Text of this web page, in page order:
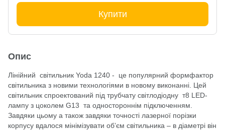
Купити
Опис
Лінійний світильник Yoda 1240 - це популярний формфактор
світильника з новими технологіями в новому виконанні. Цей
світильник спроектований під трубчату світлодіодну т8 LED-
лампу з цоколем G13 та одностороннім підключенням.
Завдяки цьому а також завдяки точності лазерної порізки
корпусу вдалося мінімізувати об’єм світильника – в діаметрі він